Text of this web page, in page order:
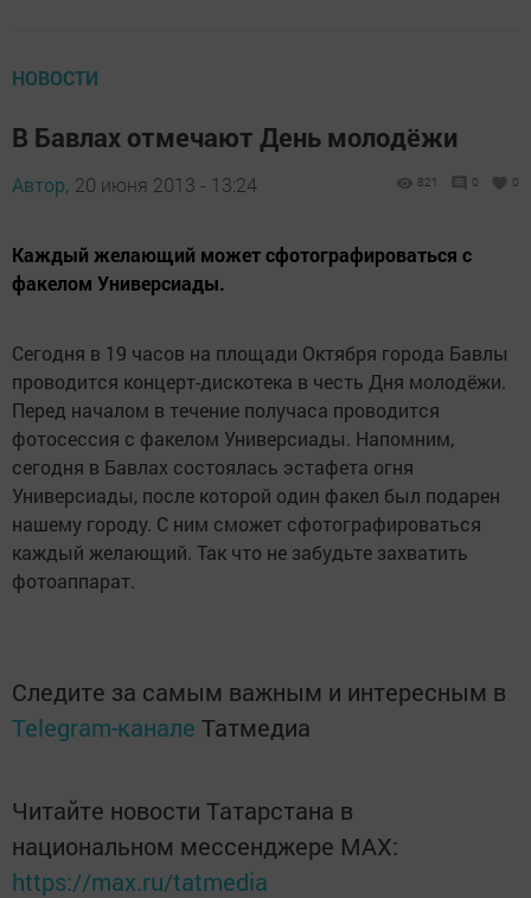
НОВОСТИ
В Бавлах отмечают День молодёжи
Автор, 20 июня 2013 - 13:24 821 0 0
Каждый желающий может сфотографироваться с
факелом Универсиады.
Сегодня в 19 часов на площади Октября города Бавлы
проводится концерт-дискотека в честь Дня молодёжи.
Перед началом в течение получаса проводится
фотосессия с факелом Универсиады. Напомним,
сегодня в Бавлах состоялась эстафета огня
Универсиады, после которой один факел был подарен
нашему городу. С ним сможет сфотографироваться
каждый желающий. Так что не забудьте захватить
фотоаппарат.
Следите за самым важным и интересным в
Telegram-канале Татмедиа
Читайте новости Татарстана в
национальном мессенджере MАХ:
https://max.ru/tatmedia